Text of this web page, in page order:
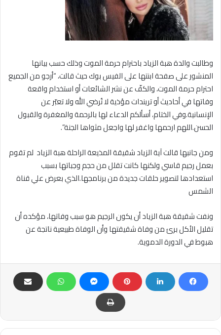
وطالبت والدة هبة الزياد باحترام حرمة الموت وذلك حسب بيانها
المنشور على صفحة ابنتها على الفيس بوك حيث قالت، “أرجو من الجميع
احترام حرمة الموت، والكفّ عن نشر الشائعات أو استخدام واقعة
وفاتها في أحاديث أو تريندات مؤذية لا تُرضي الله ولا تعبّر عن
الإنسانية.وفي الختام، أسألكم الدعاء لها بالرحمة والمغفرة والقبول
الحسن.اللهم ارحمها واغفر لها واجعل مثواها الجنة”.
ومن جانبها قالت آية الزياد شقيقة المذيعة الراحلة هبة الزياد لم تقوم
بعمل رجيم قاسي ولكنها كانت تقلل من حجم وجباتها بسبب
استعدادها لتصوير حلقات جديدة من برنامجها.الذي بعرض علي قناة
الشمس
ونفت شقيقة هبة الزياد أن يكون الرجيم هو سبب وفاتها، مؤكده أن
تقليل الأكل برئ من وفاة شقيقتها وأن الوفاة طبيعية ناتجة عن
هبوط في الدورة الدموية.